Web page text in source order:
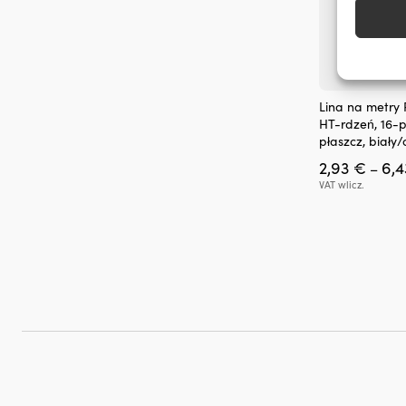
Ten
produkt
ma
wiele
wariantów.
Opcje
Lina na metry
HT-rdzeń, 16-
płaszcz,
2,93 € –
VAT wlicz.